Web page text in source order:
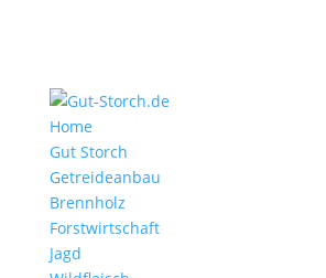
Home
Gut Storch
Getreideanbau
Brennholz
Forstwirtschaft
Jagd